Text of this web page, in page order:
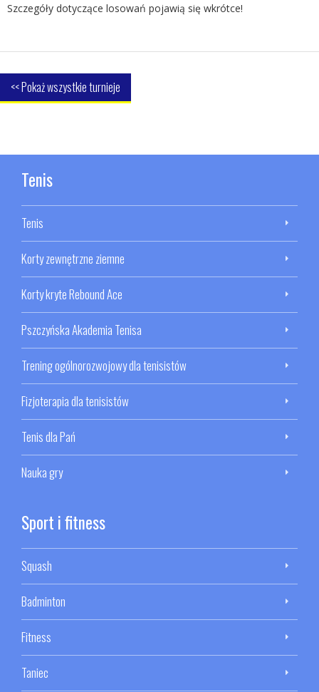
Szczegóły dotyczące losowań pojawią się wkrótce!
<< Pokaż wszystkie turnieje
Tenis
Tenis
Korty zewnętrzne ziemne
Korty kryte Rebound Ace
Pszczyńska Akademia Tenisa
Trening ogólnorozwojowy dla tenisistów
Fizjoterapia dla tenisistów
Tenis dla Pań
Nauka gry
Sport i fitness
Squash
Badminton
Fitness
Taniec